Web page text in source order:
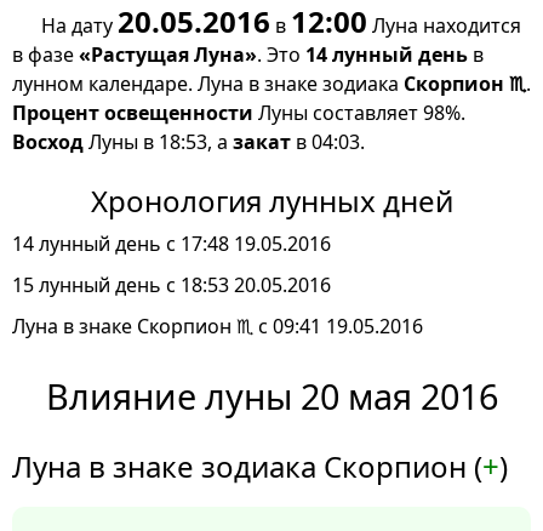
На дату 20.05.2016 в 12:00 Луна находится
в фазе«Растущая Луна». Это 14 лунный день в
лунном календаре. Луна в знаке зодиака Скорпион ♏.
Процент освещенности Луны составляет 98%.
ВосходЛуны в 18:53, а закат в 04:03.
Хронология лунных дней
14 лунный день с 17:48 19.05.2016
15 лунный день с 18:53 20.05.2016
Луна в знаке Скорпион ♏ с 09:41 19.05.2016
Влияние луны 20 мая 2016
Луна в знаке зодиака Скорпион (+)